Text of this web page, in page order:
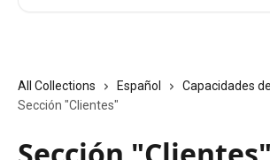
All Collections Español
Capacidades
Sección "Clientes"